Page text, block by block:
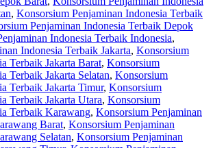
, Konsorsium Penjaminan Indonesia Terbaik
Penjaminan Indonesia Terbaik Depok
Indonesia Terbaik Indonesia,
Indonesia Terbaik Jakarta, Konsorsium
Terbaik Jakarta Barat, Konsorsium
Terbaik Jakarta Selatan, Konsorsium
Terbaik Jakarta Timur, Konsorsium
Terbaik Jakarta Utara, Konsorsium
Terbaik Karawang, Konsorsium Penjaminan
Barat, Konsorsium Penjaminan
Selatan, Konsorsium Penjaminan